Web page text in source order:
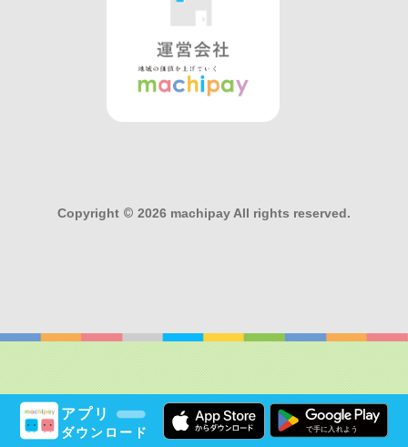
アプリ
ダウンロード
Copyright © 2026 machipay All rights reserved.